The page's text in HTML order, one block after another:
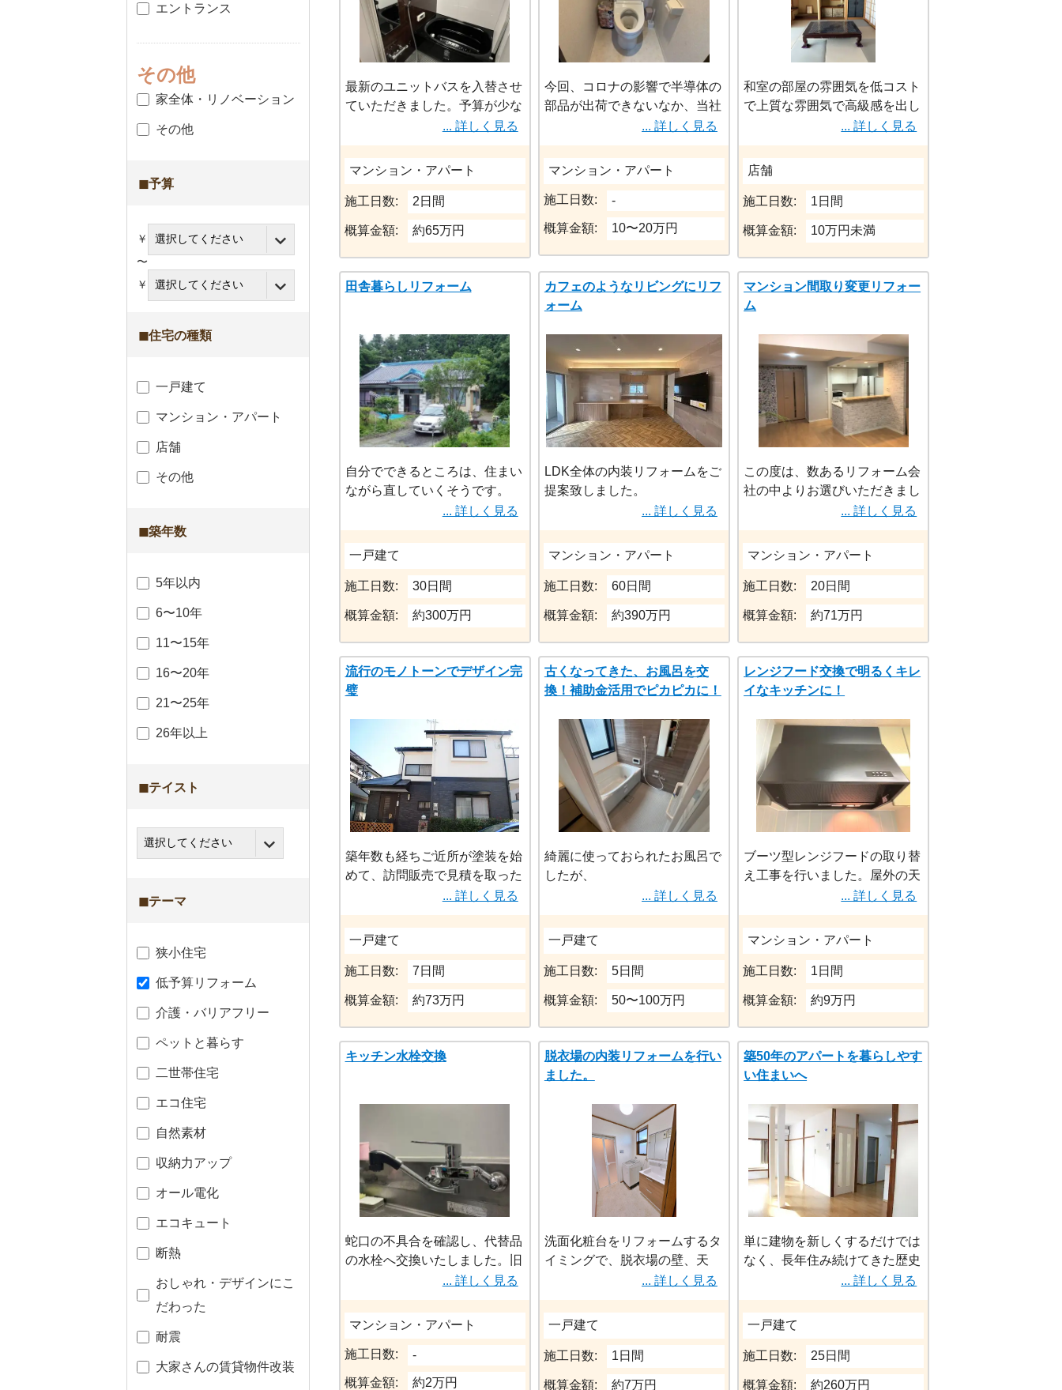
エントランス
その他
家全体・リノベーション
その他
◼︎予算
￥
〜
￥
◼︎住宅の種類
一戸建て
マンション・アパート
店舗
その他
◼︎築年数
5年以内
6〜10年
11〜15年
16〜20年
21〜25年
26年以上
◼︎テイスト
◼︎テーマ
狭小住宅
低予算リフォーム
介護・バリアフリー
ペットと暮らす
二世帯住宅
エコ住宅
自然素材
収納力アップ
オール電化
エコキュート
断熱
おしゃれ・デザインにこ
だわった
耐震
大家さんの賃貸物件改装
最新のユニットバスを入替させ
ていただきました。予算が少な
いとのことで、商品のオプショ
ンに工夫し、今風のデザインの
工事をさせていただきました。
... 詳しく見る
マンション・アパート
施工日数: 2日間
概算金額: 約65万円
今回、コロナの影響で半導体の
部品が出荷できないなか、当社
はなんとか商品が確保できまし
た。最初の訪問から短期間で契
約、無事工事完了となりまし
た。お客様にも喜んでいただ
き、とても嬉しいです。今後と
もアフターサービスもしっかり
とさせていただきます。本当に
ありがとうございました。
... 詳しく見る
マンション・アパート
施工日数: -
概算金額: 10〜20万円
和室の部屋の雰囲気を低コスト
で上質な雰囲気で高級感を出し
ました。主に、畳の表替え・襖
の張り替え・障子の張り替え・
欄間の新設・照明の交換を行い
ました。表層の色合いを変える
ことで雰囲気をガラリと変える
ことができるのでおすすめで
す。
... 詳しく見る
店舗
施工日数: 1日間
概算金額: 10万円未満
田舎暮らしリフォーム
自分でできるところは、住まい
ながら直していくそうです。
専門業者じゃないと出来ない、
キッチン、ユニットバス、トイ
レとその給排水工事をメインに
工事させていただきました。
老後なので、あとはゆっくり自
分でするとのことです。
... 詳しく見る
一戸建て
施工日数: 30日間
概算金額: 約300万円
カフェのようなリビングにリフ
ォーム
LDK全体の内装リフォームをご
提案致しました。
キッチンの仕切り壁を撤去し造
作で収納付きカウンターを設
置。
ヘリボーンが好きな奥様のご要
望をもとにカフェのような空間
に完成致しました。
... 詳しく見る
マンション・アパート
施工日数: 60日間
概算金額: 約390万円
マンション間取り変更リフォー
ム
この度は、数あるリフォーム会
社の中よりお選びいただきまし
誠にありがとうございました。
お客様にご満足いただけるよう
スタッフ一同精進して参りま
す。
今後ともどうぞよろしくお願い
致します。
... 詳しく見る
マンション・アパート
施工日数: 20日間
概算金額: 約71万円
流行のモノトーンでデザイン完
璧
築年数も経ちご近所が塗装を始
めて、訪問販売で見積を取った
ら高額な見積にビックリしたそ
うです。なるべく、安く、かつ
高耐久の塗料をとの事。外壁塗
装 448,000円 屋根塗装
192,000円 その他ベランダ
床、シャッター塗装のご依頼で
した。
... 詳しく見る
一戸建て
施工日数: 7日間
概算金額: 約73万円
古くなってきた、お風呂を交
換！補助金活用でピカピカに！
綺麗に使っておられたお風呂で
したが、
どうしてもの経年劣化は防ぎよ
うがなく、古さは目立つ状態。
補助金も活用しながら、なるべ
く予算を抑えていきたいとの
ご要望でありましたので、複数
メーカーで費用別にご提案させ
て頂きました。
最終はショールームで選んでい
ただいた
お気に入りのメーカーのもの
で、新しいユニットバスに交換
リフォームさせて頂きました。
... 詳しく見る
一戸建て
施工日数: 5日間
概算金額: 50〜100万円
レンジフード交換で明るくキレ
イなキッチンに！
ブーツ型レンジフードの取り替
え工事を行いました。屋外の天
候などの影響を受けず、安定し
た排気性能のシロッコファン
で、高階層や風当たりの強い場
所でも設置できます。ブーツ型
なのでコスパもよく、効率的に
煙やニオイを外に排出してくれ
るので、キッチンを常にクリー
ンにしたい方におすすめです。
... 詳しく見る
マンション・アパート
施工日数: 1日間
概算金額: 約9万円
キッチン水栓交換
蛇口の不具合を確認し、代替品
の水栓へ交換いたしました。旧
型の蛇口には大型のシャワーヘ
ッドが付いていても現行タイプ
には小さめのヘッドしか無い事
が多いです。蛇口と一口に言っ
ても数百種いや、もっとかもし
れませんが、交換の際は最適な
... 詳しく見る
マンション・アパート
施工日数: -
概算金額: 約2万円
脱衣場の内装リフォームを行い
ました。
洗面化粧台をリフォームするタ
イミングで、脱衣場の壁、天
井、床を新しく張替えを行いま
した。
脱衣場の為、床は防水タイプに
なります。
明るく清潔感ある空間に変わり
... 詳しく見る
一戸建て
施工日数: 1日間
概算金額: 約7万円
築50年のアパートを暮らしやす
い住まいへ
単に建物を新しくするだけでは
なく、長年住み続けてきた歴史
を感じられるような住まいにし
たいという、お客様のご要望を
実現する為に、細部に渡りお打
ち合わせさせて頂き、工夫を致
しました。
... 詳しく見る
一戸建て
施工日数: 25日間
概算金額: 約260万円